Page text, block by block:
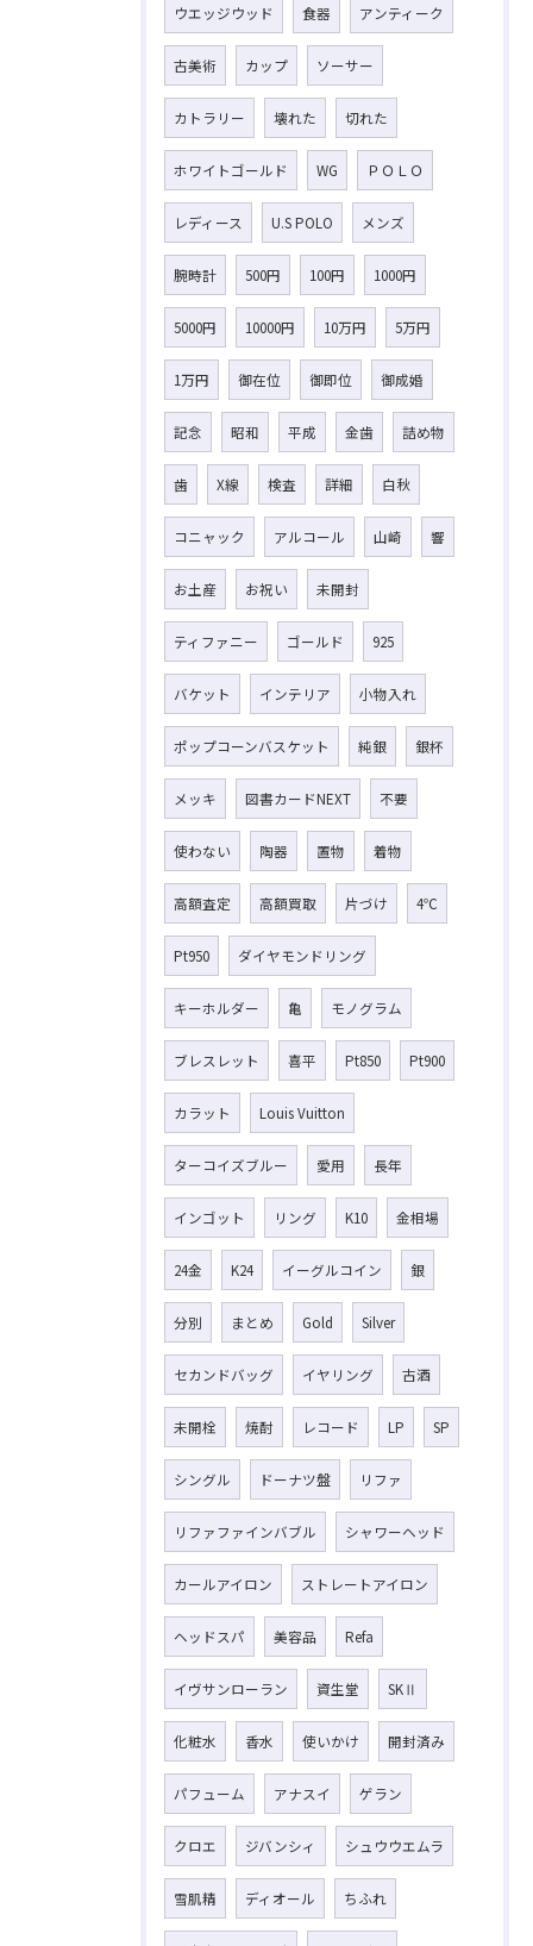
ウエッジウッド 食器 アンティーク
古美術 カップ ソーサー
カトラリー 壊れた 切れた
ホワイトゴールド WG ＰＯＬＯ
レディース U.S POLO メンズ
腕時計 500円 100円 1000円
5000円 10000円 10万円 5万円
1万円 御在位 御即位 御成婚
記念 昭和 平成 金歯 詰め物
歯 X線 検査 詳細 白秋
コニャック アルコール 山崎 響
お土産 お祝い 未開封
ティファニー ゴールド 925
バケット インテリア 小物入れ
ポップコーンバスケット 純銀 銀杯
メッキ 図書カードNEXT 不要
使わない 陶器 置物 着物
高額査定 高額買取 片づけ 4℃
Pt950 ダイヤモンドリング
キーホルダー 亀 モノグラム
ブレスレット 喜平 Pt850 Pt900
カラット Louis Vuitton
ターコイズブルー 愛用 長年
インゴット リング K10 金相場
24金 K24 イーグルコイン 銀
分別 まとめ Gold Silver
セカンドバッグ イヤリング 古酒
未開栓 焼酎 レコード LP SP
シングル ドーナツ盤 リファ
リファファインバブル シャワーヘッド
カールアイロン ストレートアイロン
ヘッドスパ 美容品 Refa
イヴサンローラン 資生堂 SKⅡ
化粧水 香水 使いかけ 開封済み
パフューム アナスイ ゲラン
クロエ ジバンシィ シュウウエムラ
雪肌精 ディオール ちふれ